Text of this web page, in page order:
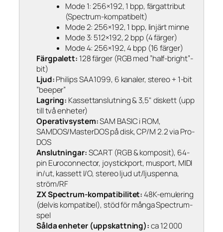
Mode 1: 256×192, 1 bpp, färgattribut
(Spectrum-kompatibelt)
Mode 2: 256×192, 1 bpp, linjärt minne
Mode 3: 512×192, 2 bpp (4 färger)
Mode 4: 256×192, 4 bpp (16 färger)
Färgpalett: 128 färger (RGB med ”half-bright”-
bit)
Ljud:Philips SAA1099, 6 kanaler, stereo + 1-bit
”beeper”
Lagring: Kassettanslutning & 3,5" diskett (upp
till två enheter)
Operativsystem:SAM BASIC i ROM,
SAMDOS/MasterDOS på disk, CP/M 2.2 via Pro-
DOS
Anslutningar:SCART (RGB & komposit), 64-
pin Euroconnector, joystickport, musport, MIDI
in/ut, kassett I/O, stereo ljud ut/ljuspenna,
ström/RF
ZX Spectrum-kompatibilitet:48K-emulering
(delvis kompatibel), stöd för många Spectrum-
spel
Sålda enheter (uppskattning):ca 12 000